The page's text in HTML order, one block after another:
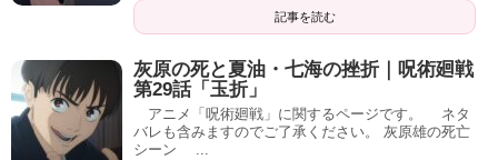
記事を読む
灰原の死と夏油・七海の挫折｜呪術廻戦
第29話「玉折」
アニメ「呪術廻戦」に関するページです。 ネタ
バレも含みますのでご了承ください。 灰原雄の死亡
シーン ...